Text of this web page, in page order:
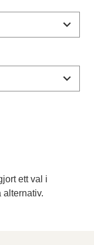
ett val i
alternativ.